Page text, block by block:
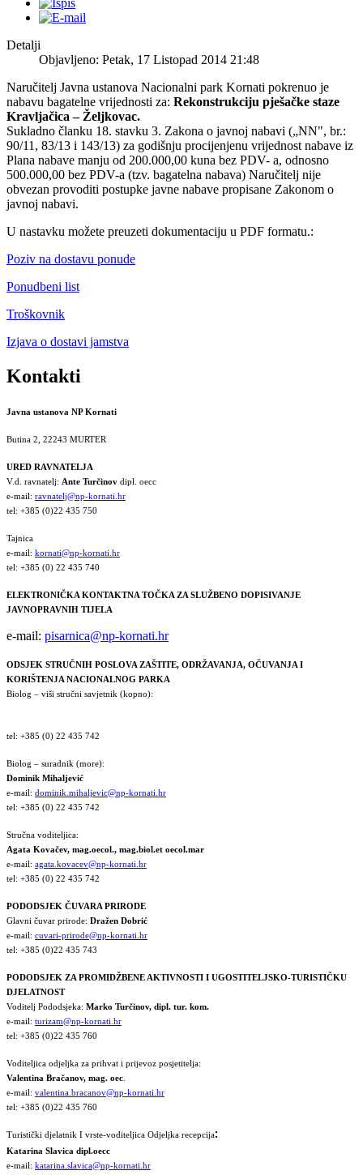
Detalji
Objavljeno: Petak, 17 Listopad 2014 21:48
Naručitelj Javna ustanova Nacionalni park Kornati pokrenuo je
nabavu bagatelne vrijednosti za: Rekonstrukciju pješačke staze
Kravljačica – Željkovac.
Sukladno članku 18. stavku 3. Zakona o javnoj nabavi („NN", br.:
90/11, 83/13 i 143/13) za godišnju procijenjenu vrijednost nabave iz
Plana nabave manju od 200.000,00 kuna bez PDV- a, odnosno
500.000,00 bez PDV-a (tzv. bagatelna nabava) Naručitelj nije
obvezan provoditi postupke javne nabave propisane Zakonom o
javnoj nabavi.
U nastavku možete preuzeti dokumentaciju u PDF formatu.:
Poziv na dostavu ponude
Ponudbeni list
Troškovnik
Izjava o dostavi jamstva
Kontakti
Javna ustanova NP Kornati
Butina 2, 22243 MURTER
URED RAVNATELJA
V.d. ravnatelj: Ante Turčinov dipl. oecc
e-mail: ravnatelj@np-kornati.hr
tel: +385 (0)22 435 750
Tajnica
e-mail: kornati@np-kornati.hr
tel: +385 (0) 22 435 740
ELEKTRONIČKA KONTAKTNA TOČKA ZA SLUŽBENO DOPISIVANJE
JAVNOPRAVNIH TIJELA
e-mail: pisarnica@np-kornati.hr
ODSJEK STRUČNIH POSLOVA ZAŠTITE, ODRŽAVANJA, OČUVANJA I
KORIŠTENJA NACIONALNOG PARKA
Biolog – viši stručni savjetnik (kopno):
tel: +385 (0) 22 435 742
Biolog – suradnik (more):
Dominik Mihaljević
e-mail: dominik.mihaljevic@np-kornati.hr
tel: +385 (0) 22 435 742
Stručna voditeljica:
Agata Kovačev, mag.oecol., mag.biol.et oecol.mar
e-mail: agata.kovacev@np-kornati.hr
tel: +385 (0) 22 435 742
PODODSJEK ČUVARA PRIRODE
Glavni čuvar prirode: Dražen Dobrić
e-mail: cuvari-prirode@np-kornati.hr
tel: +385 (0)22 435 743
PODODSJEK ZA PROMIDŽBENE AKTIVNOSTI I UGOSTITELJSKO-TURISTIČKU
DJELATNOST
Voditelj Pododsjeka: Marko Turčinov, dipl. tur. kom.
e-mail: turizam@np-kornati.hr
tel: +385 (0)22 435 760
Voditeljica odjeljka za prihvat i prijevoz posjetitelja:
Valentina Bračanov, mag. oec.
e-mail: valentina.bracanov@np-kornati.hr
tel: +385 (0)22 435 760
Turistički djelatnik I vrste-voditeljica Odjeljka recepcija:
Katarina Slavica dipl.oecc
e-mail: katarina.slavica@np-kornati.hr